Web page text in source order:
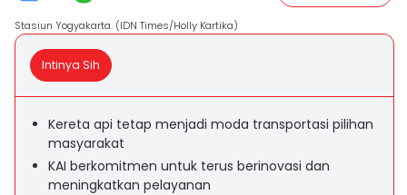
Stasiun Yogyakarta. (IDN Times/Holly Kartika)
Intinya Sih
Kereta api tetap menjadi moda transportasi pilihan
masyarakat
KAI berkomitmen untuk terus berinovasi dan
meningkatkan pelayanan